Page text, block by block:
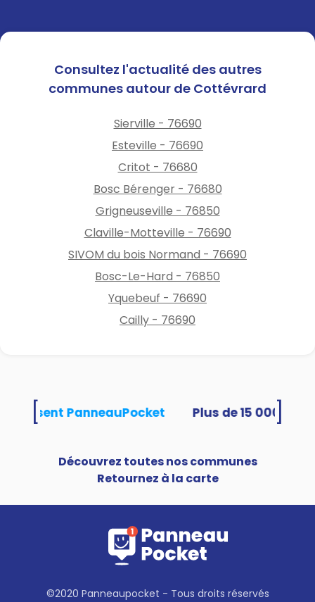
Consultez l'actualité des autres
communes autour de Cottévrard
Sierville - 76690
Esteville - 76690
Critot - 76680
Bosc Bérenger - 76680
Grigneuseville - 76850
Claville-Motteville - 76690
SIVOM du bois Normand - 76690
Bosc-Le-Hard - 76850
Yquebeuf - 76690
Cailly - 76690
utilisent PanneauPocket
Découvrez toutes nos communes
Retournez à la carte
©2020 Panneaupocket - Tous droits réservés